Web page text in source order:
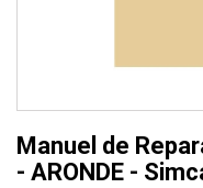
Manuel de
- ARONDE -